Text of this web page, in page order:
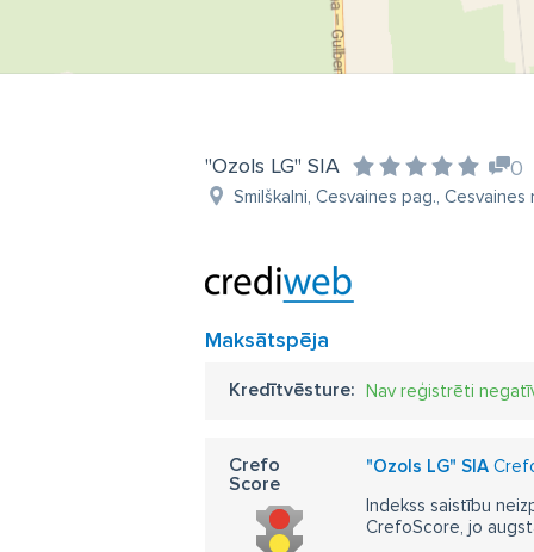
"Ozols LG" SIA 0
Smilškalni, Cesvaines pag., Cesvaines
Maksātspēja
Kredītvēsture: Nav reģistrēti
Crefo
Score
"Ozols LG" SIA
Indekss saistību
CrefoScore, jo